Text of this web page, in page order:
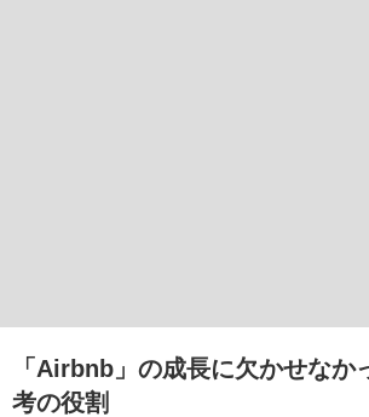
「Airbnb」の成長に欠かせなか
考の役割